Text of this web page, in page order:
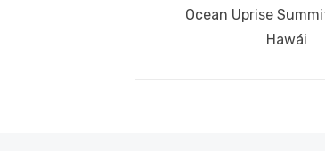
Ocean Uprise
Hawái